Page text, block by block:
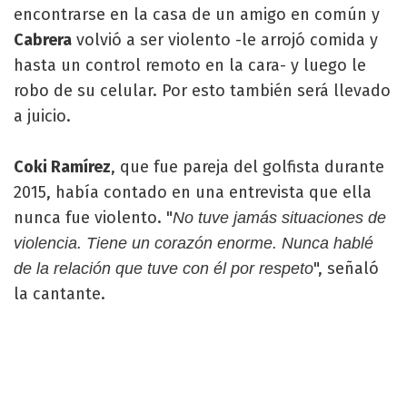
encontrarse en la casa de un amigo en común y
Cabrera volvió a ser violento -le arrojó comida y
hasta un control remoto en la cara- y luego le
robo de su celular. Por esto también será llevado
a juicio.
Coki Ramírez, que fue pareja del golfista durante
2015, había contado en una entrevista que ella
nunca fue violento. "No tuve jamás situaciones de
violencia. Tiene un corazón enorme. Nunca hablé
de la relación que tuve con él por respeto", señaló
la cantante.